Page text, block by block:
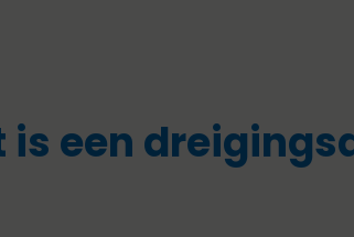
is een